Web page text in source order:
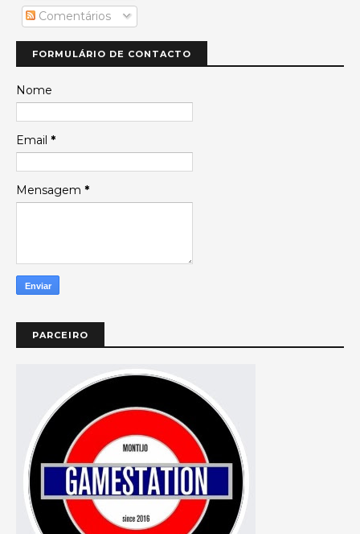
Comentários
FORMULÁRIO DE CONTACTO
Nome
Email *
Mensagem *
PARCEIRO